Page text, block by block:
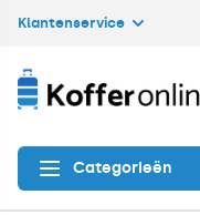
Klantenservice
Categorieën